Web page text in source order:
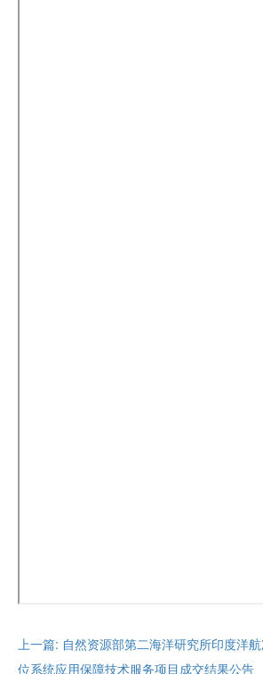
上一篇: 自然资源部第二海洋研究所印度洋
位系统应用保障技术服务项目成交结果公告